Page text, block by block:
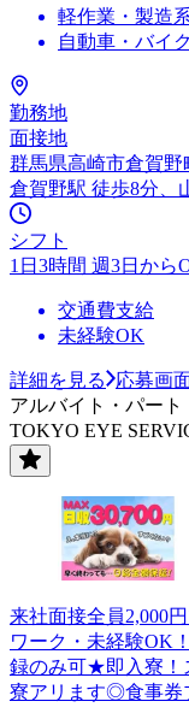
軽作業・製造
自動車・バイ
勤務地
面接地
群馬県高崎市倉賀野
倉賀野駅 徒歩8分、
シフト
1日3時間 週3日から
交通費支給
未経験OK
詳細を見る
応募画
アルバイト・パート
TOKYO EYE
来社面接全員2,000
ワーク・未経験OK
録のみ可★即入寮！
寮アリます◎食事券